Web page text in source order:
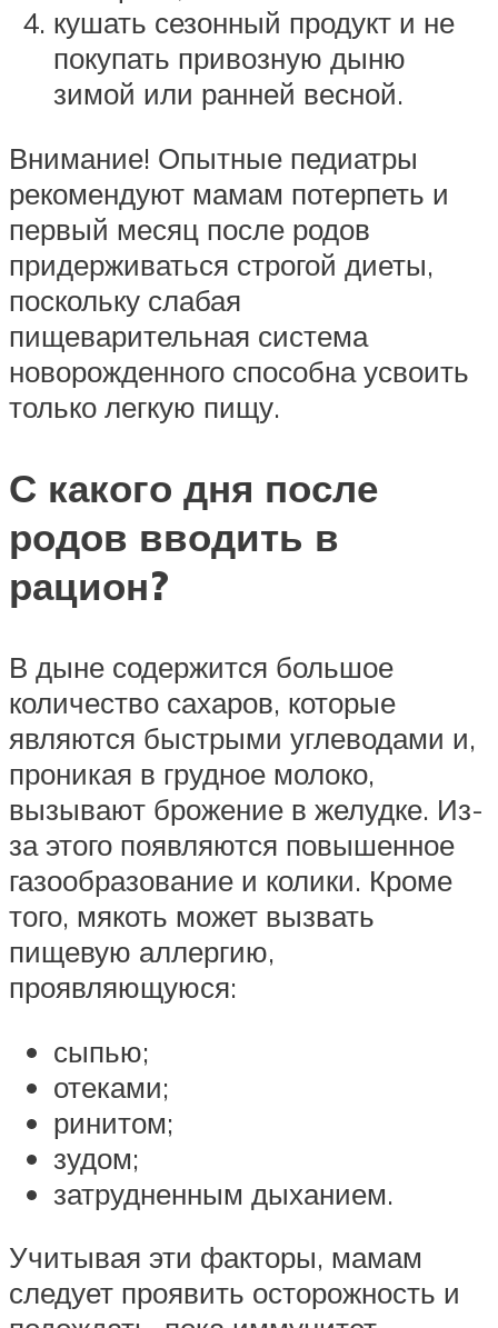
кушать сезонный продукт и не
покупать привозную дыню
зимой или ранней весной.
Внимание! Опытные педиатры
рекомендуют мамам потерпеть и
первый месяц после родов
придерживаться строгой диеты,
поскольку слабая
пищеварительная система
новорожденного способна усвоить
только легкую пищу.
С какого дня после
родов вводить в
рацион?
В дыне содержится большое
количество сахаров, которые
являются быстрыми углеводами и,
проникая в грудное молоко,
вызывают брожение в желудке. Из-
за этого появляются повышенное
газообразование и колики. Кроме
того, мякоть может вызвать
пищевую аллергию,
проявляющуюся:
сыпью;
отеками;
ринитом;
зудом;
затрудненным дыханием.
Учитывая эти факторы, мамам
следует проявить осторожность и